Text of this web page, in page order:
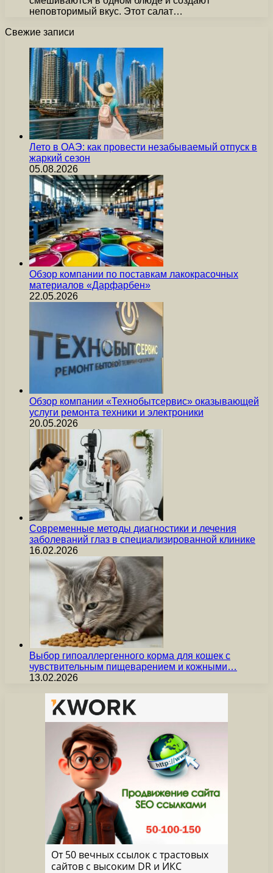
неповторимый вкус. Этот салат…
Свежие записи
Лето в ОАЭ: как провести незабываемый отпуск в
жаркий сезон
05.08.2026
Обзор компании по поставкам лакокрасочных
материалов «Дарфарбен»
22.05.2026
Обзор компании «Технобытсервис» оказывающей
услуги ремонта техники и электроники
20.05.2026
Современные методы диагностики и лечения
заболеваний глаз в специализированной клинике
16.02.2026
Выбор гипоаллергенного корма для кошек с
чувствительным пищеварением и кожными…
13.02.2026